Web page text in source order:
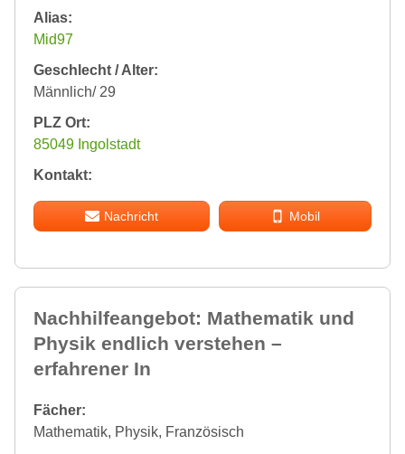
Alias:
Mid97
Geschlecht / Alter:
Männlich/ 29
PLZ Ort:
85049 Ingolstadt
Kontakt:
Nachricht Mobil
Nachhilfeangebot: Mathematik und
Physik endlich verstehen –
erfahrener In
Fächer:
Mathematik, Physik, Französisch